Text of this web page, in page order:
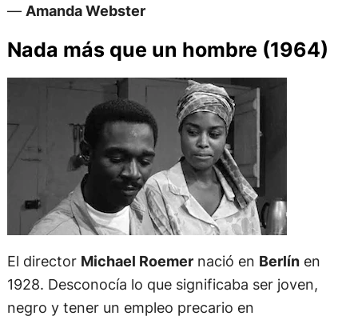
— Amanda Webster
Nada más que un hombre (1964)
El director Michael Roemernació en Berlínen
1928. Desconocía lo que significaba ser joven,
negro y tener un empleo precario en